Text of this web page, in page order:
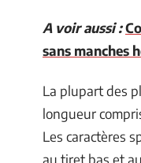
A voir aussi :
sans manches
La plupart des
longueur
Les caractères
au tiret bas et